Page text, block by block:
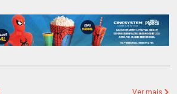
Ver mais